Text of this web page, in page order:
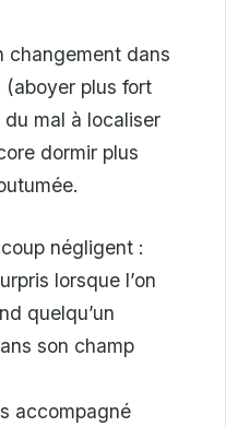
changement dans
plus fort
mal à localiser
dormir plus
négligent :
lorsque l’on
quelqu’un
son champ
accompagné